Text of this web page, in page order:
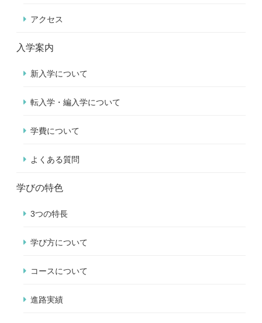
アクセス
入学案内
新入学について
転入学・編入学について
学費について
よくある質問
学びの特色
3つの特長
学び方について
コースについて
進路実績